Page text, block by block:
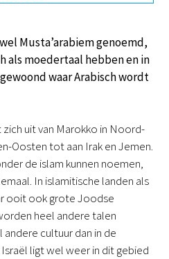
Musta’arabiem genoemd,
als moedertaal hebben en in
waar Arabisch wordt
uit van Marokko in Noord-
Oosten tot aan Irak en Jemen.
de islam kunnen noemen,
In islamitische landen als
ooit ook grote Joodse
heel andere talen
cultuur dan in de
ligt wel weer in dit gebied